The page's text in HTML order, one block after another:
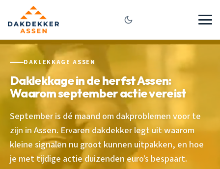
DAKLEKKAGE ASSEN
Daklekkage in de herfst Assen:
Waarom september actie vereist
September is dé maand om dakproblemen voor te
zijn in Assen. Ervaren dakdekker legt uit waarom
kleine signalen nu groot kunnen uitpakken, en hoe
je met tijdige actie duizenden euro’s bespaart.